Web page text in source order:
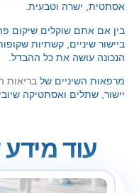
אסתטית, ישרה וטבעית.
בין אם אתם שוקלים שיקום
ביישור שיניים, קשתיות
הנכונה עושה את כל ההבדל.
מרפאות השיניים של בריאות
יישור, שתלים ואסתטיקה
עוד מידע